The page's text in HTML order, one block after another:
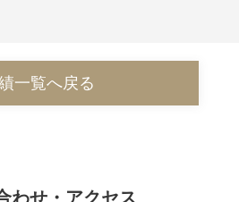
一覧へ戻る
わせ・アクセス